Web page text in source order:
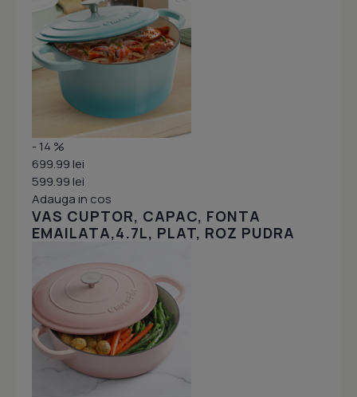
- 14 %
699.99 lei
599.99 lei
Adauga in cos
VAS CUPTOR, CAPAC, FONTA
EMAILATA,4.7L, PLAT, ROZ PUDRA